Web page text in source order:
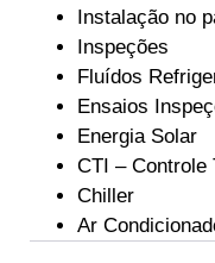
Instalação no
Inspeções
Fluídos
Ensaios
Energia Solar
CTI – Controle
Chiller
Ar